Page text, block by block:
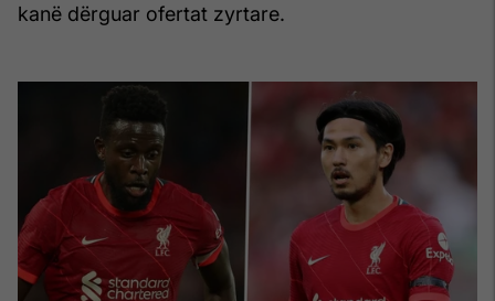
kanë dërguar ofertat zyrtare.